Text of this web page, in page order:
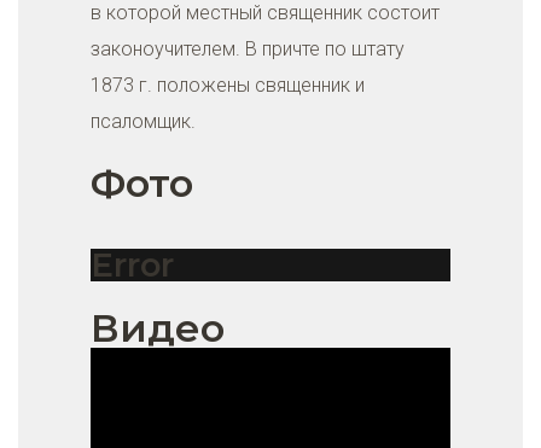
в которой местный священник состоит
законоучителем. В причте по штату
1873 г. положены священник и
псаломщик.
Фото
Error
Видео